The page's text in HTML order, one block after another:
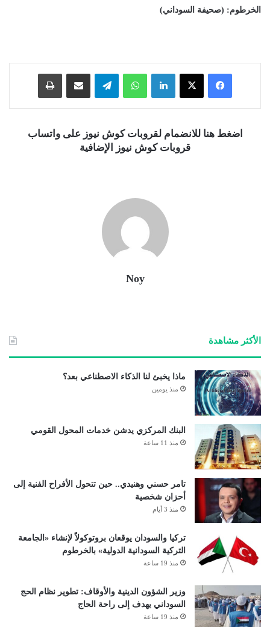
الخرطوم: (صحيفة السوداني)
فيسبوك ‫X لينكدإن واتساب تيلقرام
اضغط هنا للانضمام لقروبات كوش نيوز على واتساب
قروبات كوش نيوز الإضافية
Noy
الأكثر مشاهدة
ماذا يخبئ لنا الذكاء الاصطناعي بعد؟
منذ يومين
البنك المركزي يدشن خدمات المحول القومي
منذ 11 ساعة
تامر حسني وهنيدي.. حين تتحول الأفراح الفنية إلى
أحزان شخصية
منذ 3 أيام
تركيا والسودان يوقعان بروتوكولاً لإنشاء «الجامعة
التركية السودانية الدولية» بالخرطوم
منذ 19 ساعة
وزير الشؤون الدينية والأوقاف: تطوير نظام الحج
السوداني يهدف إلى راحة الحاج
منذ 19 ساعة